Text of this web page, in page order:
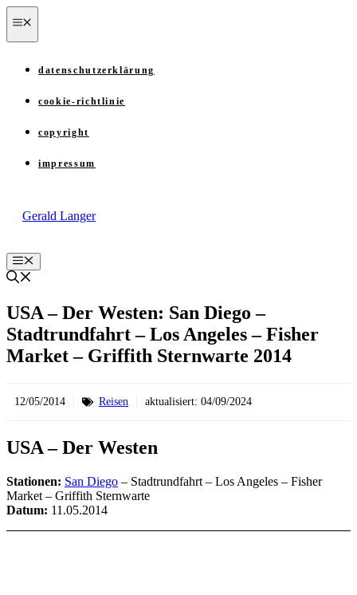
Zum
Inhalt
springen
datenschutzerklärung
cookie-richtlinie
copyright
impressum
Gerald Langer
Menü
USA – Der Westen: San Diego –
Stadtrundfahrt – Los Angeles – Fisher
Market – Griffith Sternwarte 2014
12/05/2014 Reisen aktualisiert: 04/09/2024
USA – Der Westen
Stationen: San Diego – Stadtrundfahrt – Los Angeles – Fisher
Market – Griffith Sternwarte
Datum: 11.05.2014